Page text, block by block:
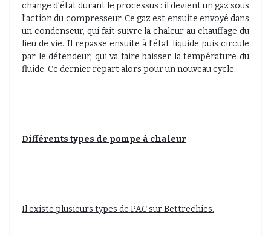
change d’état durant le processus : il devient un gaz sous
l’action du compresseur. Ce gaz est ensuite envoyé dans
un condenseur, qui fait suivre la chaleur au chauffage du
lieu de vie. Il repasse ensuite à l’état liquide puis circule
par le détendeur, qui va faire baisser la température du
fluide. Ce dernier repart alors pour un nouveau cycle.
Différents types de pompe à chaleur
Il existe plusieurs types de PAC sur Bettrechies.